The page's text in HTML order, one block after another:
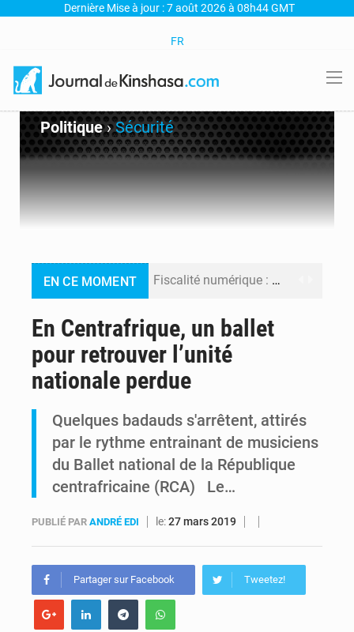
Dernière Mise à jour : 7 août 2026 à 08h44 GMT
FR
Politique›Sécurité
EN CE MOMENT Fiscalité numérique : Seules les startups bénéficient de l’exonération, mais l’arrêté interministériel reste en vigueur (Mise au point)
Shadary et Minaku enfin transférés à l’auditorat militaire après 200 jours d’opacité
En Centrafrique, un ballet
pour retrouver l’unité
nationale perdue
Quelques badauds s'arrêtent, attirés
par le rythme entrainant de musiciens
du Ballet national de la République
centrafricaine (RCA) Le…
PUBLIÉ PAR ANDRÉ EDI le:27 mars 2019
Partager sur Facebook Tweetez!